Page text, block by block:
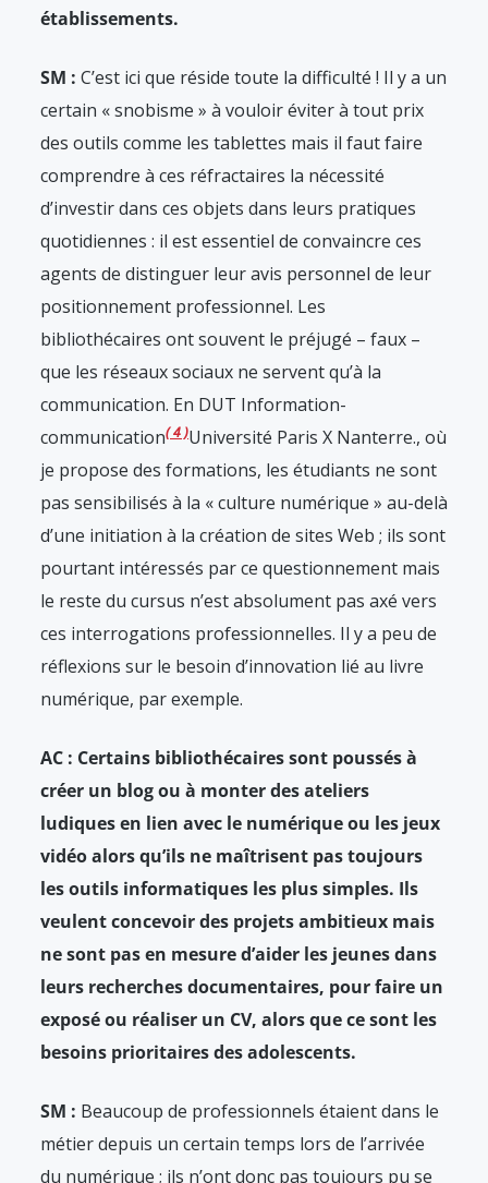
établissements.
SM : C’est ici que réside toute la difficulté ! Il y a un
certain « snobisme » à vouloir éviter à tout prix
des outils comme les tablettes mais il faut faire
comprendre à ces réfractaires la nécessité
d’investir dans ces objets dans leurs pratiques
quotidiennes : il est essentiel de convaincre ces
agents de distinguer leur avis personnel de leur
positionnement professionnel. Les
bibliothécaires ont souvent le préjugé – faux –
que les réseaux sociaux ne servent qu’à la
communication. En DUT Information-
communication 4 Université Paris X Nanterre., où
je propose des formations, les étudiants ne sont
pas sensibilisés à la « culture numérique » au-delà
d’une initiation à la création de sites Web ; ils sont
pourtant intéressés par ce questionnement mais
le reste du cursus n’est absolument pas axé vers
ces interrogations professionnelles. Il y a peu de
réflexions sur le besoin d’innovation lié au livre
numérique, par exemple.
AC : Certains bibliothécaires sont poussés à
créer un blog ou à monter des ateliers
ludiques en lien avec le numérique ou les jeux
vidéo alors qu’ils ne maîtrisent pas toujours
les outils informatiques les plus simples. Ils
veulent concevoir des projets ambitieux mais
ne sont pas en mesure d’aider les jeunes dans
leurs recherches documentaires, pour faire un
exposé ou réaliser un CV, alors que ce sont les
besoins prioritaires des adolescents.
SM : Beaucoup de professionnels étaient dans le
métier depuis un certain temps lors de l’arrivée
du numérique ; ils n’ont donc pas toujours pu se